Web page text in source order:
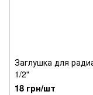
Заглушка для
1/2"
18 грн/шт